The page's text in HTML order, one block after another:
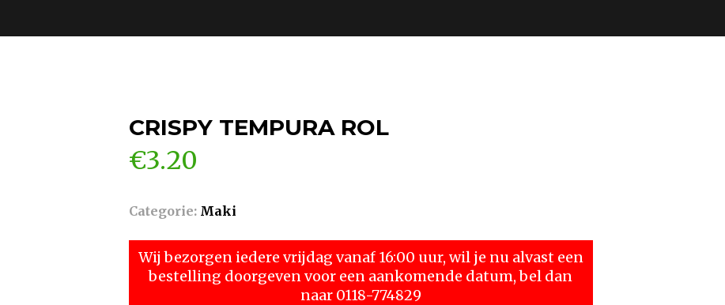
CRISPY TEMPURA ROL
€3.20
Categorie: Maki
Wij bezorgen iedere vrijdag vanaf 16:00 uur, wil je nu alvast een
bestelling doorgeven voor een aankomende datum, bel dan
naar 0118-774829